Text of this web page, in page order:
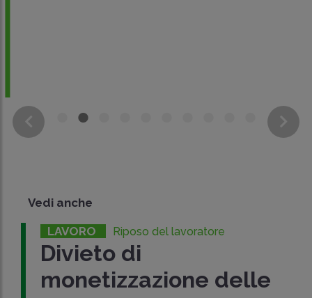
Vedi anche
LAVORO Riposo del lavoratore
Divieto di
monetizzazione delle